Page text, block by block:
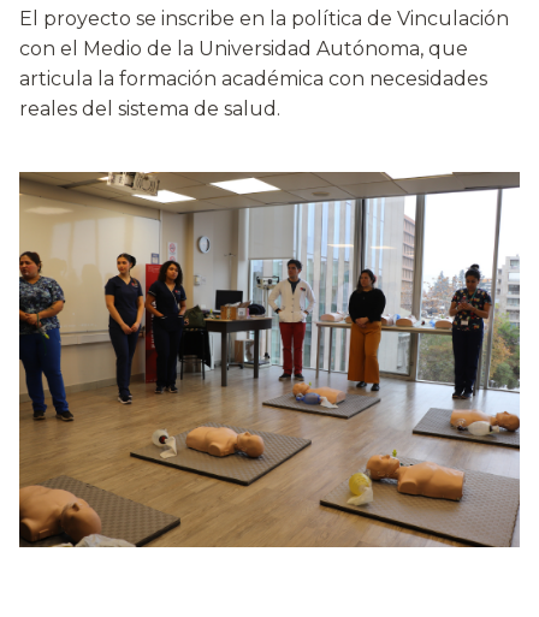
El proyecto se inscribe en la política de Vinculación
con el Medio de la Universidad Autónoma, que
articula la formación académica con necesidades
reales del sistema de salud.